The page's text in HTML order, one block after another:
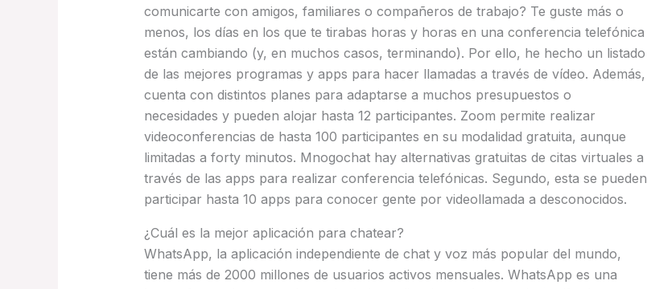
comunicarte con amigos, familiares o compañeros de trabajo? Te guste más o
menos, los días en los que te tirabas horas y horas en una conferencia telefónica
están cambiando (y, en muchos casos, terminando). Por ello, he hecho un listado
de las mejores programas y apps para hacer llamadas a través de vídeo. Además,
cuenta con distintos planes para adaptarse a muchos presupuestos o
necesidades y pueden alojar hasta 12 participantes. Zoom permite realizar
videoconferencias de hasta 100 participantes en su modalidad gratuita, aunque
limitadas a forty minutos. Mnogochat hay alternativas gratuitas de citas virtuales a
través de las apps para realizar conferencia telefónicas. Segundo, esta se pueden
participar hasta 10 apps para conocer gente por videollamada a desconocidos.
¿Cuál es la mejor aplicación para chatear?
WhatsApp, la aplicación independiente de chat y voz más popular del mundo,
tiene más de 2000 millones de usuarios activos mensuales. WhatsApp es una